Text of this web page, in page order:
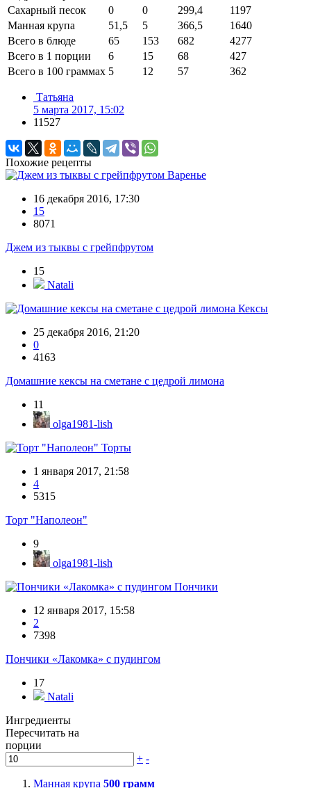
Сахарный песок
0 0 299,4
1197
Манная крупа
51,5 5 366,5
1640
Всего в блюде
65 153 682
4277
Всего в 1 порции
6 15 68
427
Всего в 100 граммах 5 12 57 362
Татьяна
5 марта 2017, 15:02
11527
Похожие рецепты
Варенье
16 декабря 2016, 17:30
15
8071
Джем из тыквы с грейпфрутом
15
Natali
Кексы
25 декабря 2016, 21:20
0
4163
Домашние кексы на сметане с цедрой лимона
11
olga1981-lish
Торты
1 января 2017, 21:58
4
5315
Торт "Наполеон"
9
olga1981-lish
Пончики
12 января 2017, 15:58
2
7398
Пончики «Лакомка» с пудингом
17
Natali
Ингредиенты
Пересчитать на
порции
+ -
Манная крупа 500 грамм